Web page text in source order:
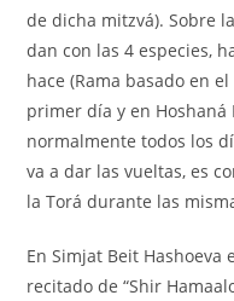
de dicha mitzvá). Sobre
dan con las 4 especies,
hace (Rama basado en
primer día y en Hoshaná
normalmente todos los
va a dar las vueltas, es
la Torá durante las
En Simjat Beit
recitado de “Shir